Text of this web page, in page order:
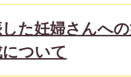
た妊婦さんへ
ついて